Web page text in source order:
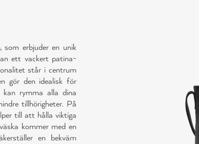
som erbjuder en unik
ett vackert patina-
står i centrum
gör den idealisk för
kan rymma alla dina
tillhörigheter. På
till att hålla viktiga
kommer med en
en bekväm